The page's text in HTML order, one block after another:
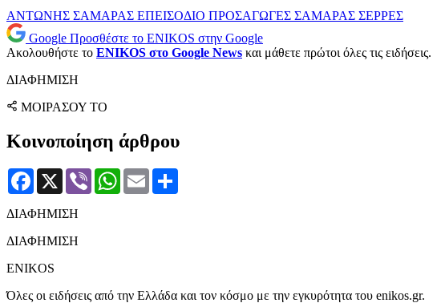
ΑΝΤΩΝΗΣ ΣΑΜΑΡΑΣ ΕΠΕΙΣΟΔΙΟ ΠΡΟΣΑΓΩΓΕΣ ΣΑΜΑΡΑΣ ΣΕΡΡΕΣ
Google Προσθέστε το ENIKOS στην Google
Ακολουθήστε το ENIKOS στο Google News και μάθετε πρώτοι όλες τις ειδήσεις.
ΔΙΑΦΗΜΙΣΗ
ΜΟΙΡΑΣΟΥ ΤΟ
Κοινοποίηση άρθρου
Facebook
X Viber WhatsApp
Email
ΔΙΑΦΗΜΙΣΗ
ΔΙΑΦΗΜΙΣΗ
ENIKOS
Όλες οι ειδήσεις από την Ελλάδα και τον κόσμο με την εγκυρότητα του enikos.gr.